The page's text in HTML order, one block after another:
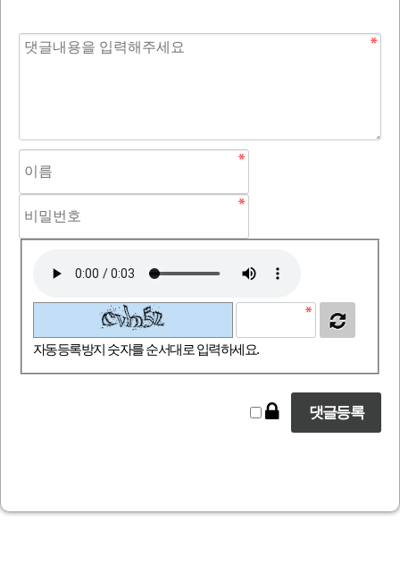
자동등록방지 숫자를 순서대로 입력하세요.